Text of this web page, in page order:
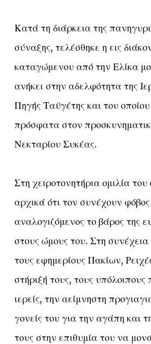
Κατά τη διάρκεια της
σύναξης, τελέσθηκε η εις
καταγώμενου από την Ελίκα
ανήκει στην αδελφότητα της
Πηγής Ταϋγέτης και του
πρόσφατα στον
Νεκταρίου Συκέας.
Στη χειροτονητήρια ομιλία
αρχικά ότι τον συνέχουν φόβος
αναλογιζόμενος το βάρος της
στους ώμους του. Στη
τους εφημερίους Πακίων,
στήριξή τους, τους
ιερείς, την αείμνηστη
γονείς του για την αγάπη και
τους στην επιθυμία του να